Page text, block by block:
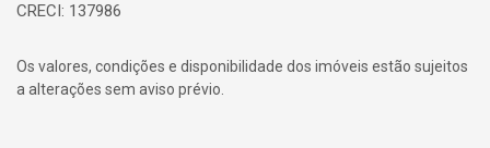
CRECI: 137986
Os valores, condições e disponibilidade dos imóveis estão sujeitos
a alterações sem aviso prévio.